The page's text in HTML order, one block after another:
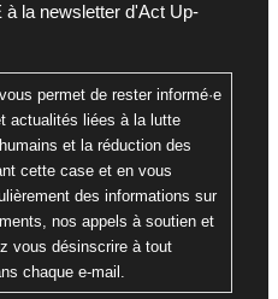
la newsletter d'Act Up-
permet de rester informé·e
actualités liées à la lutte
et la réduction des
cette case et en vous
des informations sur
nos appels à soutien et
vous désinscrire à tout
chaque e-mail.